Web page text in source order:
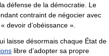
défense de la démocratie. Le
contraint de négocier avec
devoir d’obéissance ».
laisse désormais chaque État de
libre d’adopter sa propre